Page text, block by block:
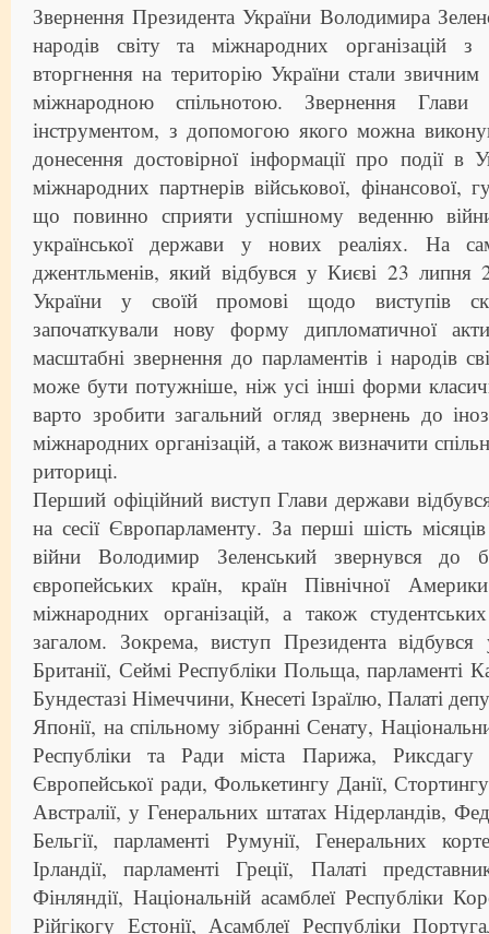
Звернення Президента України Володимира
народів світу та міжнародних організацій з
вторгнення на територію України стали звичним
міжнародною спільнотою. Звернення
інструментом, з допомогою якого можна
донесення достовірної інформації про події в
міжнародних партнерів військової, фінансової,
що повинно сприяти успішному веденню
української держави у нових реаліях. На
джентльменів, який відбувся у Києві 23 липня
України у своїй промові щодо виступів
започаткували нову форму дипломатичної
масштабні звернення до парламентів і народів
може бути потужніше, ніж усі інші форми
варто зробити загальний огляд звернень до
міжнародних організацій, а також визначити
риториці.
Перший офіційний виступ Глави держави
на сесії Європарламенту. За перші шість місяців
війни Володимир Зеленський звернувся до
європейських країн, країн Північної
міжнародних організацій, а також
загалом. Зокрема, виступ Президента відбувся
Британії, Сеймі Республіки Польща,
Бундестазі Німеччини, Кнесеті Ізраїлю, Палаті
Японії, на спільному зібранні Сенату,
Республіки та Ради міста Парижа, Риксдагу
Європейської ради, Фолькетингу Данії,
Австралії, у Генеральних штатах Нідерландів,
Бельгії, парламенті Румунії, Генеральних
Ірландії, парламенті Греції, Палаті
Фінляндії, Національній асамблеї Республіки
Рійгікогу Естонії, Асамблеї Республіки